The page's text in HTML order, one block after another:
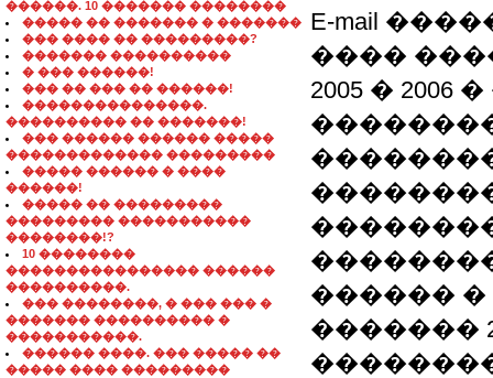
������. 10 ������� ��������
����� �� ������� � �������
��� ���� �� ���������?
������� ����������
� ��� ������!
��� �� ��� �� ������!
���������������.
���������� �� �������!
��� ������ ������ �����
������������� ���������
����� ������ � ����
������!
����� �� ���������
��������� �����������
��������!?
10 ��������
���������������� ������
����������.
��� ��������, � ��� ��� �
������� ���������� �
�����������.
������ ����. ��� ����� ��
����� ���� ���������
E-mail
����
2005 �
������
�������